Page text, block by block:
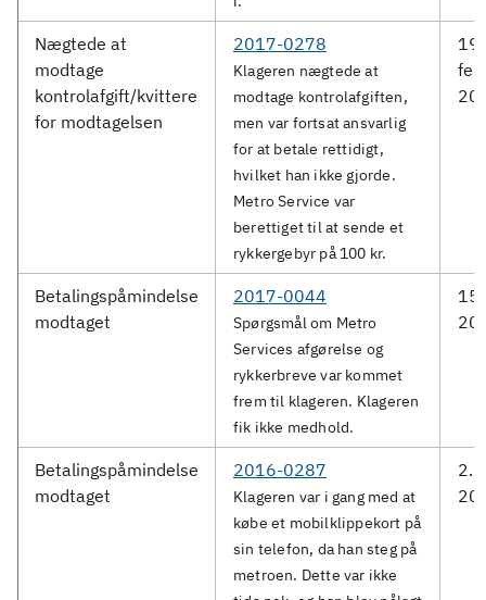
Nægtede at
modtage
kontrolafgift/kvittere
for modtagelsen
2017-0278
Klageren nægtede at
modtage kontrolafgiften,
men var fortsat ansvarlig
for at betale rettidigt,
hvilket han ikke gjorde.
Metro Service var
berettiget til at sende et
rykkergebyr på 100 kr.
19.
Betalingspåmindelse
modtaget
2017-0044
Spørgsmål om Metro
Services afgørelse og
rykkerbreve var kommet
frem til klageren. Klageren
fik ikke medhold.
Betalingspåmindelse
modtaget
2016-0287
Klageren var i gang med at
købe et mobilklippekort på
sin telefon, da han steg på
metroen. Dette var ikke
2.